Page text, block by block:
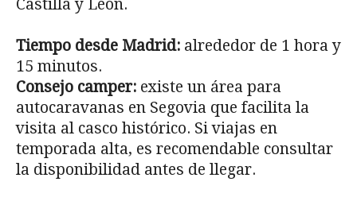
Castilla y León.
Tiempo desde Madrid: alrededor de 1 hora y
15 minutos.
Consejo camper: existe un área para
autocaravanas en Segovia que facilita la
visita al casco histórico. Si viajas en
temporada alta, es recomendable consultar
la disponibilidad antes de llegar.